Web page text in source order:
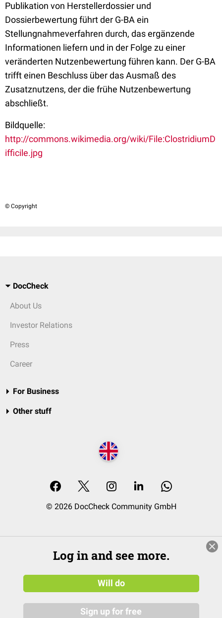
Publikation von Herstellerdossier und
Dossierbewertung führt der G-BA ein
Stellungnahmeverfahren durch, das ergänzende
Informationen liefern und in der Folge zu einer
veränderten Nutzenbewertung führen kann. Der G-BA
trifft einen Beschluss über das Ausmaß des
Zusatznutzens, der die frühe Nutzenbewertung
abschließt.
Bildquelle:
http://commons.wikimedia.org/wiki/File:ClostridiumD
ifficile.jpg
© Copyright
DocCheck
About Us
Investor Relations
Press
Career
For Business
Other stuff
© 2026 DocCheck Community GmbH
Log in and see more.
Will do
Sign up for free